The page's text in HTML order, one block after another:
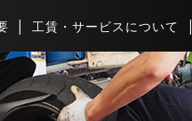
工賃・サービスについて